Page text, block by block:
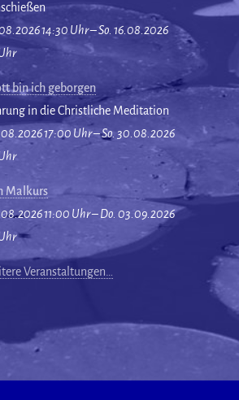
14:30 Uhr – So. 16.08.2026
bin ich geborgen
in die Christliche Meditation
17:00 Uhr – So. 30.08.2026
Malkurs
11:00 Uhr – Do. 03.09.2026
Veranstaltungen…